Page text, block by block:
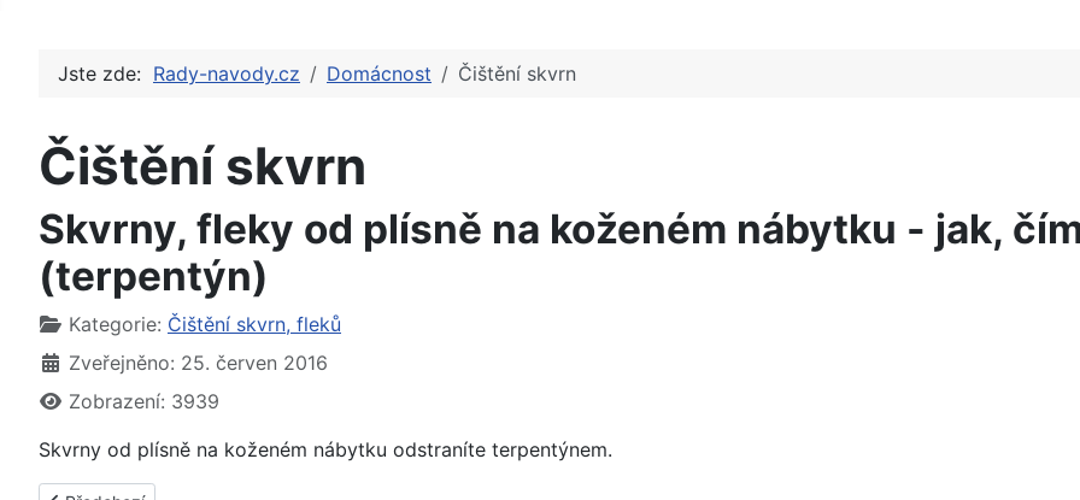
Jste zde: Rady-navody.cz Domácnost Čištění skvrn
Čištění skvrn
Skvrny, fleky od plísně na koženém nábytku - jak,
(terpentýn)
Základní údaje
Kategorie: Čištění skvrn, fleků
Zveřejněno: 25. červen 2016
Zobrazení: 3939
Skvrny od plísně na koženém nábytku odstraníte terpentýnem.